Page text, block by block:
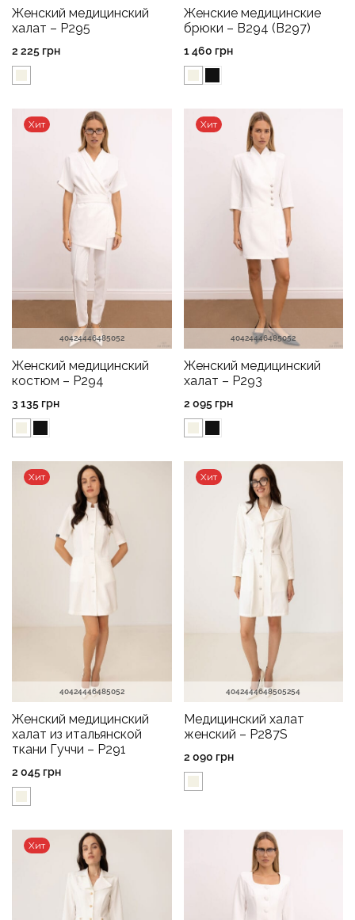
Женский медицинский
халат – P295
2 225 грн
Женские медицинские
брюки – B294 (B297)
1 460 грн
Хит
40424446485052
Женский медицинский
костюм – P294
3 135 грн
Хит
40424446485052
Женский медицинский
халат – P293
2 095 грн
Хит
40424446485052
Женский медицинский
халат из итальянской
ткани Гуччи – P291
2 045 грн
Хит
4042444648505254
Медицинский халат
женский – P287S
2 090 грн
Хит